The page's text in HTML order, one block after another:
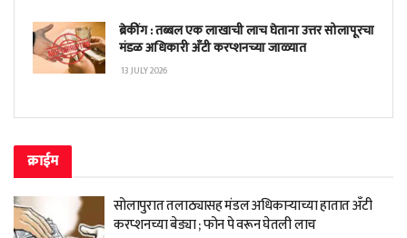
ब्रेकींग : तब्बल एक लाखाची लाच घेताना उत्तर सोलापूरचा
मंडळ अधिकारी अँटी करप्शनच्या जाळ्यात
13 JULY 2026
क्राईम
सोलापुरात तलाठ्यासह मंडल अधिकाऱ्याच्या हातात अँटी
करप्शनच्या बेड्या ; फोन पे वरून घेतली लाच